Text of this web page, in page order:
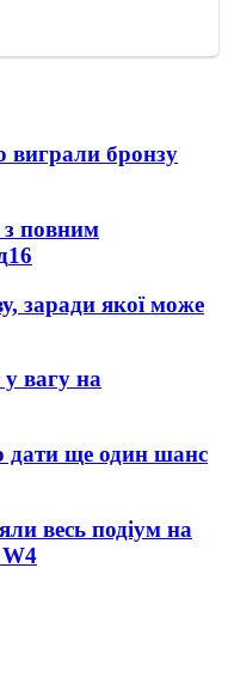
виграли бронзу
повним
16
заради якої може
вагу на
дати ще один шанс
весь подіум на
4